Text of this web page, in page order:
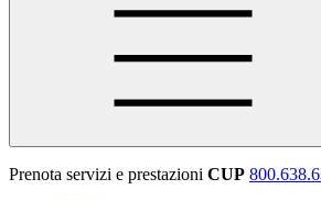
Prenota servizi e prestazioni CUP